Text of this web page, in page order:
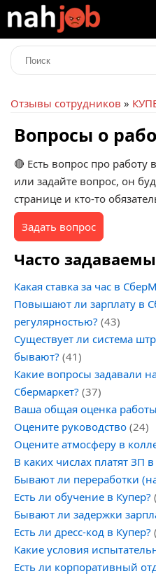
Отзывы сотрудников »
Вопросы о
🔴 Есть вопрос про
или задайте вопрос, он
странице и кто-то
Задать вопрос
Часто
Какая ставка за час в
Повышают ли зарплату в
регулярностью? (43)
Существует ли система
бывают? (41)
Какие вопросы задавали
Сбермаркет? (37)
Ваша общая оценка
Оцените руководство (24)
Оцените атмосферу в
В каких числах платят ЗП
Бывают ли переработки
Есть ли обучение в Купер?
Бывают ли задержки
Есть ли дресс-код в Купер?
Какие условия
Есть ли корпоративный